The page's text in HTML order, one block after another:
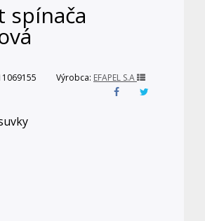
spínača
Výrobca: EFAPEL S.A